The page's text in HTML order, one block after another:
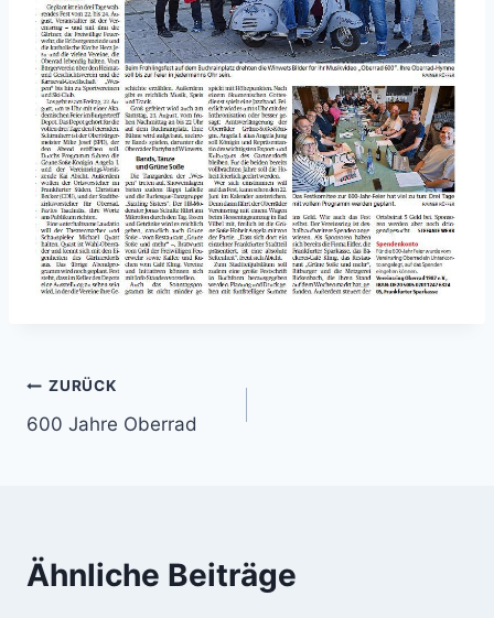
Beitragsnavigation
ZURÜCK
600 Jahre Oberrad
Ähnliche Beiträge